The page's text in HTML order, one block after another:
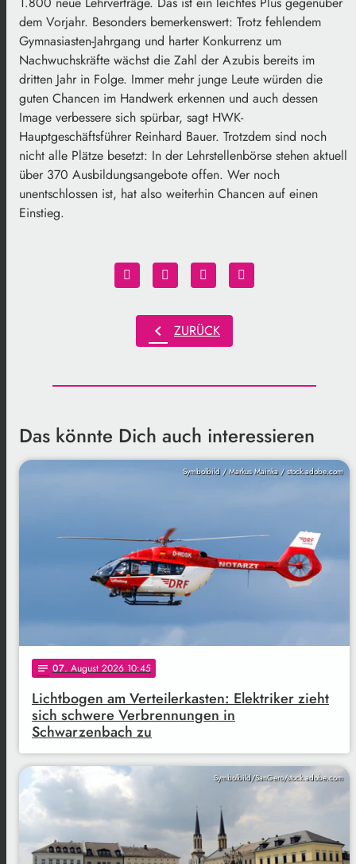
dem Vorjahr. Besonders bemerkenswert: Trotz fehlendem
Gymnasiasten-Jahrgang und harter Konkurrenz um
Nachwuchskräfte wächst die Zahl der Azubis bereits im
dritten Jahr in Folge. Immer mehr junge Leute würden die
guten Chancen im Handwerk erkennen und auch dessen
Image verbessere sich spürbar, sagt HWK-
Hauptgeschäftsführer Reinhard Bauer. Trotzdem sind noch
nicht alle Plätze besetzt: In der Lehrstellenbörse stehen aktuell
über 370 Ausbildungsangebote offen. Wer noch
unentschlossen ist, hat also weiterhin Chancen auf einen
Einstieg.
chevron_left ZURÜCK
Das könnte Dich auch interessieren
Symbolbild / Markus Mainka / stock.adobe.com
notes 07. August 2026 10:45
Lichtbogen am Verteilerkasten: Elektriker zieht
sich schwere Verbrennungen in
Schwarzenbach zu
Symbolbild/SanGero/stock.adobe.com